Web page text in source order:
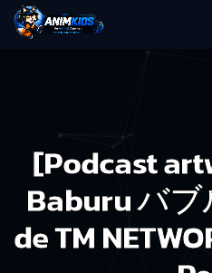
[Podcast
Baburu バブ
de TM